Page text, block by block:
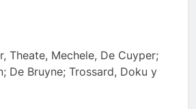
Theate, Mechele, De Cuyper;
De Bruyne; Trossard, Doku y